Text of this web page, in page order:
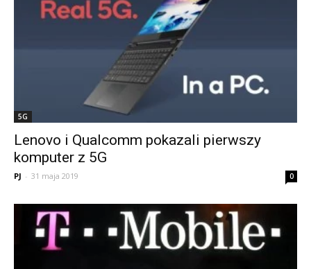
5G
Lenovo i Qualcomm pokazali pierwszy
komputer z 5G
PJ - 31 maja 2019 0